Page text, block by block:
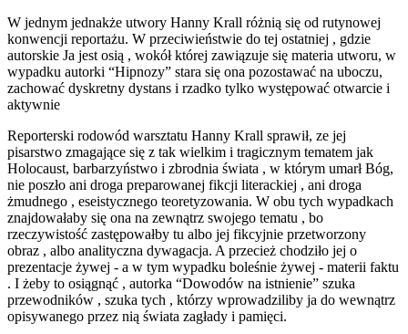
W jednym jednakże utwory Hanny Krall różnią się od rutynowej
konwencji reportażu. W przeciwieństwie do tej ostatniej , gdzie
autorskie Ja jest osią , wokół której zawiązuje się materia utworu, w
wypadku autorki “Hipnozy” stara się ona pozostawać na uboczu,
zachować dyskretny dystans i rzadko tylko występować otwarcie i
aktywnie
Reporterski rodowód warsztatu Hanny Krall sprawił, ze jej
pisarstwo zmagające się z tak wielkim i tragicznym tematem jak
Holocaust, barbarzyństwo i zbrodnia świata , w którym umarł Bóg,
nie poszło ani droga preparowanej fikcji literackiej , ani droga
żmudnego , eseistycznego teoretyzowania. W obu tych wypadkach
znajdowałaby się ona na zewnątrz swojego tematu , bo
rzeczywistość zastępowałby tu albo jej fikcyjnie przetworzony
obraz , albo analityczna dywagacja. A przecież chodziło jej o
prezentacje żywej - a w tym wypadku boleśnie żywej - materii faktu
. I żeby to osiągnąć , autorka “Dowodów na istnienie” szuka
przewodników , szuka tych , którzy wprowadziliby ja do wewnątrz
opisywanego przez nią świata zagłady i pamięci.